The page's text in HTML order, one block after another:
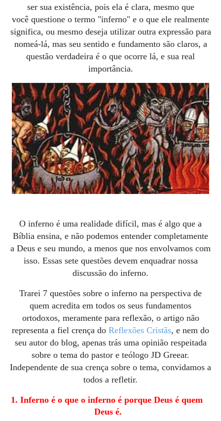
ser sua existência, pois ela é clara, mesmo que
você questione o termo "inferno" e o que ele realmente
significa, ou mesmo deseja utilizar outra expressão para
nomeá-lá, mas seu sentido e fundamento são claros, a
questão verdadeira é o que ocorre lá, e sua real
importância.
O inferno é uma realidade difícil, mas é algo que a
Bíblia ensina, e não podemos entender completamente
a Deus e seu mundo, a menos que nos envolvamos com
isso. Essas sete questões devem enquadrar nossa
discussão do inferno.
Trarei 7 questões sobre o inferno na perspectiva de
quem acredita em todos os seus fundamentos
ortodoxos, meramente para reflexão, o artigo não
representa a fiel crença do Reflexões Cristãs, e nem do
seu autor do blog, apenas trás uma opinião respeitada
sobre o tema do pastor e teólogo JD Greear.
Independente de sua crença sobre o tema, convidamos a
todos a refletir.
1. Inferno é o que o inferno é porque Deus é quem
Deus é.